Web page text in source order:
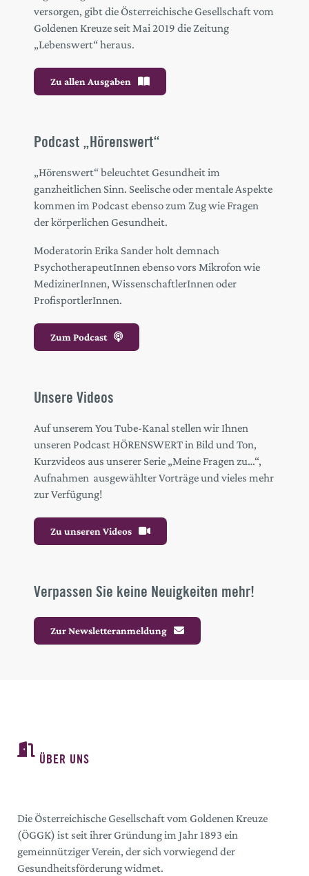
versorgen, gibt die Österreichische Gesellschaft vom
Goldenen Kreuze seit Mai 2019 die Zeitung
„Lebenswert“ heraus.
Zu allen Ausgaben
Podcast „Hörenswert“
„Hörenswert“ beleuchtet Gesundheit im
ganzheitlichen Sinn. Seelische oder mentale Aspekte
kommen im Podcast ebenso zum Zug wie Fragen
der körperlichen Gesundheit.
Moderatorin Erika Sander holt demnach
PsychotherapeutInnen ebenso vors Mikrofon wie
MedizinerInnen, WissenschaftlerInnen oder
ProfisportlerInnen.
Zum Podcast
Unsere Videos
Auf unserem You Tube-Kanal stellen wir Ihnen
unseren Podcast HÖRENSWERT in Bild und Ton,
Kurzvideos aus unserer Serie „Meine Fragen zu…“,
Aufnahmen ausgewählter Vorträge und vieles mehr
zur Verfügung!
Zu unseren Videos
Verpassen Sie keine Neuigkeiten mehr!
Zur Newsletteranmeldung
ÜBER UNS
Die Österreichische Gesellschaft vom Goldenen Kreuze
(ÖGGK) ist seit ihrer Gründung im Jahr 1893 ein
gemeinnütziger Verein, der sich vorwiegend der
Gesundheitsförderung widmet.